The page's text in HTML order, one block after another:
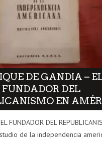
DE GANDIA –
FUNDADOR DEL
EN
FUNDADOR DEL
de la independencia